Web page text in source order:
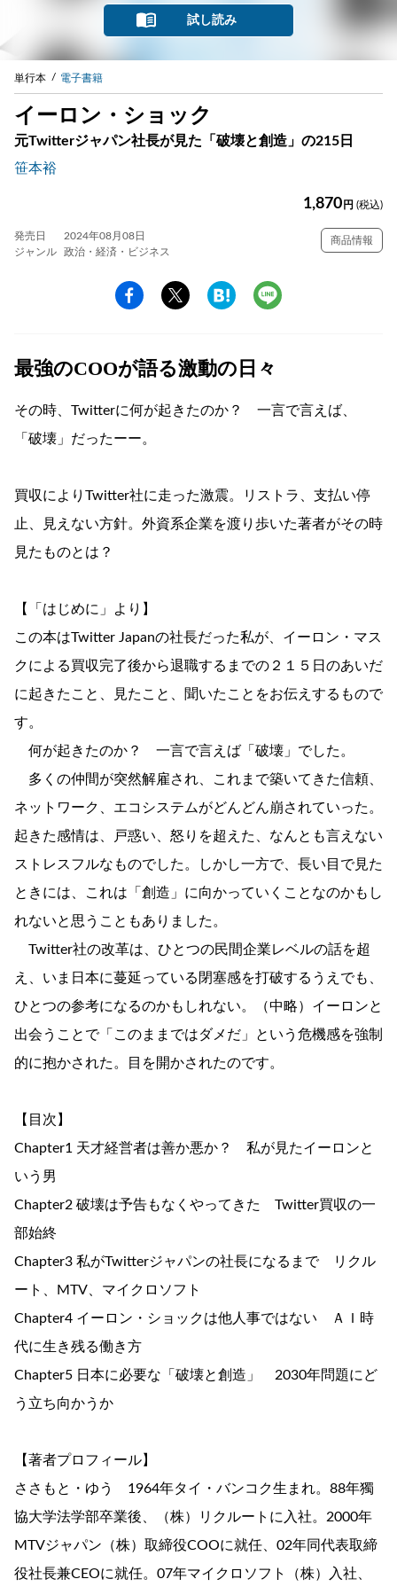
試し読み
単行本 電子書籍
イーロン・ショック
元Twitterジャパン社長が見た「破壊と創造」の215日
笹本裕
1,870 円 (税込)
発売日
2024年08月08日
ジャンル
政治・経済・ビジネス
商品情報
最強のCOOが語る激動の日々
その時、Twitterに何が起きたのか？ 一言で言えば、
「破壊」だったーー。
買収によりTwitter社に走った激震。リストラ、支払い停
止、見えない方針。外資系企業を渡り歩いた著者がその時
見たものとは？
【「はじめに」より】
この本はTwitter Japanの社長だった私が、イーロン・マス
クによる買収完了後から退職するまでの２１５日のあいだ
に起きたこと、見たこと、聞いたことをお伝えするもので
す。
何が起きたのか？ 一言で言えば「破壊」でした。
多くの仲間が突然解雇され、これまで築いてきた信頼、
ネットワーク、エコシステムがどんどん崩されていった。
起きた感情は、戸惑い、怒りを超えた、なんとも言えない
ストレスフルなものでした。しかし一方で、長い目で見た
ときには、これは「創造」に向かっていくことなのかもし
れないと思うこともありました。
Twitter社の改革は、ひとつの民間企業レベルの話を超
え、いま日本に蔓延っている閉塞感を打破するうえでも、
ひとつの参考になるのかもしれない。（中略）イーロンと
出会うことで「このままではダメだ」という危機感を強制
的に抱かされた。目を開かされたのです。
【目次】
Chapter1 天才経営者は善か悪か？ 私が見たイーロンと
いう男
Chapter2 破壊は予告もなくやってきた Twitter買収の一
部始終
Chapter3 私がTwitterジャパンの社長になるまで リクル
ート、MTV、マイクロソフト
Chapter4 イーロン・ショックは他人事ではない ＡＩ時
代に生き残る働き方
Chapter5 日本に必要な「破壊と創造」 2030年問題にど
う立ち向かうか
【著者プロフィール】
ささもと・ゆう 1964年タイ・バンコク生まれ。88年獨
協大学法学部卒業後、（株）リクルートに入社。2000年
MTVジャパン（株）取締役COOに就任、02年同代表取締
役社長兼CEOに就任。07年マイクロソフト（株）入社、